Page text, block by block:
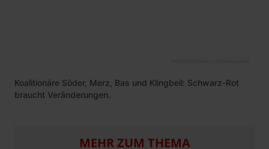
Koalitionäre Söder, Merz, Bas und Klingbeil: Schwarz-Rot
braucht Veränderungen.
MEHR ZUM THEMA